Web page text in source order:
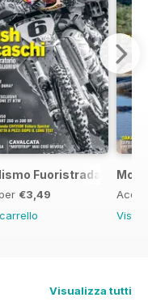
Fuoristrada 3 2017
€3,49
Vista
Visualizza tutti